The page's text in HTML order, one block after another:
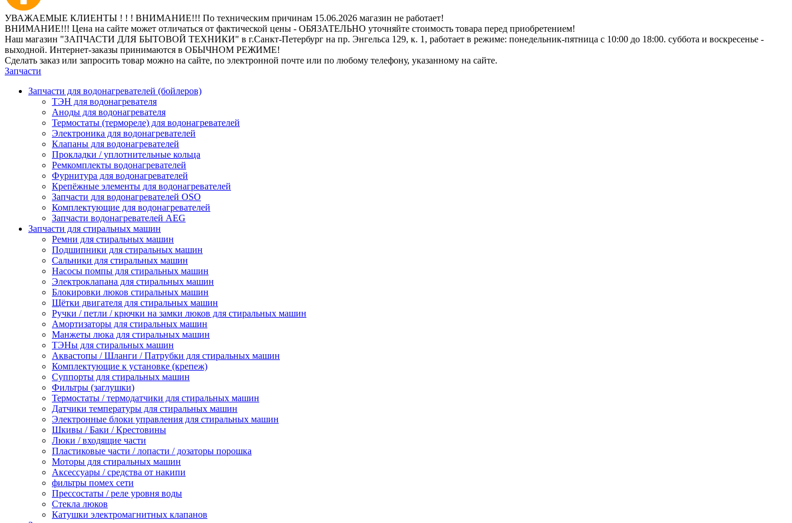
УВАЖАЕМЫЕ КЛИЕНТЫ ! ! ! ВНИМАНИЕ!!! По техническим причинам 15.06.2026 магазин не работает!
ВНИМАНИЕ!!! Цена на сайте может отличаться от фактической цены - ОБЯЗАТЕЛЬНО уточняйте стоимость товара перед приобретением!
Наш магазин "ЗАПЧАСТИ ДЛЯ БЫТОВОЙ ТЕХНИКИ" в г.Санкт-Петербург на пр. Энгельса 129, к. 1, работает в режиме: понедельник-пятница с 10:00 до 18:00. суббота и воскресенье -
выходной. Интернет-заказы принимаются в ОБЫЧНОМ РЕЖИМЕ!
Сделать заказ или запросить товар можно на сайте, по электронной почте или по любому телефону, указанному на сайте.
Запчасти
Запчасти для водонагревателей (бойлеров)
ТЭН для водонагревателя
Аноды для водонагревателя
Термостаты (термореле) для водонагревателей
Электроника для водонагревателей
Клапаны для водонагревателей
Прокладки / уплотнительные кольца
Ремкомплекты водонагревателей
Фурнитура для водонагревателей
Крепёжные элементы для водонагревателей
Запчасти для водонагревателей OSO
Комплектующие для водонагревателей
Запчасти водонагревателей AEG
Запчасти для стиральных машин
Ремни для стиральных машин
Подшипники для стиральных машин
Сальники для стиральных машин
Насосы помпы для стиральных машин
Электроклапана для стиральных машин
Блокировки люков стиральных машин
Щётки двигателя для стиральных машин
Ручки / петли / крючки на замки люков для стиральных машин
Амортизаторы для стиральных машин
Манжеты люка для стиральных машин
ТЭНы для стиральных машин
Аквастопы / Шланги / Патрубки для стиральных машин
Комплектующие к установке (крепеж)
Суппорты для стиральных машин
Фильтры (заглушки)
Термостаты / термодатчики для стиральных машин
Датчики температуры для стиральных машин
Электронные блоки управления для стиральных машин
Шкивы / Баки / Крестовины
Люки / входящие части
Пластиковые части / лопасти / дозаторы порошка
Моторы для стиральных машин
Аксессуары / средства от накипи
фильтры помех сети
Прессостаты / реле уровня воды
Стекла люков
Катушки электромагнитных клапанов